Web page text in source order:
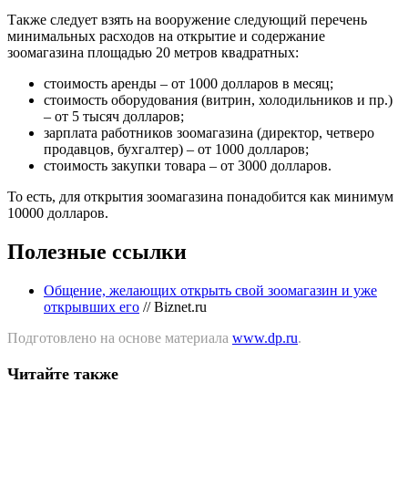
Также следует взять на вооружение следующий перечень
минимальных расходов на открытие и содержание
зоомагазина площадью 20 метров квадратных:
стоимость аренды – от 1000 долларов в месяц;
стоимость оборудования (витрин, холодильников и пр.)
– от 5 тысяч долларов;
зарплата работников зоомагазина (директор, четверо
продавцов, бухгалтер) – от 1000 долларов;
стоимость закупки товара – от 3000 долларов.
То есть, для открытия зоомагазина понадобится как минимум
10000 долларов.
Полезные ссылки
Общение, желающих открыть свой зоомагазин и уже
открывших его // Biznet.ru
Подготовлено на основе материала www.dp.ru.
Читайте также